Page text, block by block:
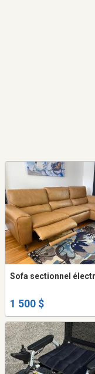
Sofa sectionnel
1 500 $